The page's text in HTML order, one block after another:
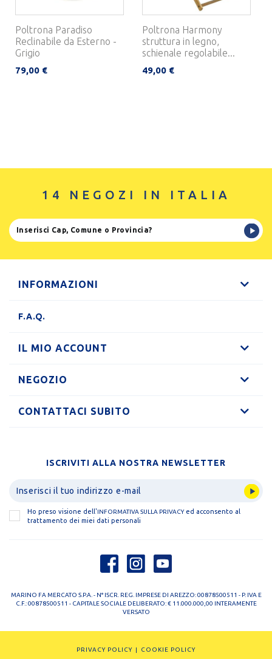
Poltrona Paradiso
Reclinabile da Esterno -
Grigio
79,00 €
Poltrona Harmony
struttura in legno,
schienale regolabile...
49,00 €
14 NEGOZI IN ITALIA
INFORMAZIONI
F.A.Q.
IL MIO ACCOUNT
NEGOZIO
CONTATTACI SUBITO
ISCRIVITI ALLA NOSTRA NEWSLETTER
Ho preso visione dell'INFORMATIVA SULLA PRIVACYed acconsento al
trattamento dei miei dati personali
MARINO FA MERCATO S.P.A. - N° ISCR. REG. IMPRESE DI AREZZO: 00878500511 - P. IVA E
C.F.: 00878500511 - CAPITALE SOCIALE DELIBERATO: € 11.000.000,00 INTERAMENTE
VERSATO
PRIVACY POLICY COOKIE POLICY